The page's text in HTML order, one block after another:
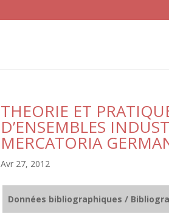
THEORIE ET
D’ENSEMBLES
MERCATORIA
Avr 27, 2012
Données bibliographiques /